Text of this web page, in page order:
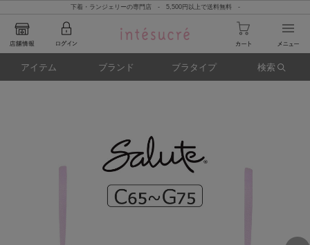
下着・ランジェリーの専門店 - 5,500円以上で送料無料 -
アイテム ブランド ブラタイプ 検索